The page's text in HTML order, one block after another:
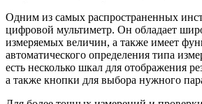
Одним из самых распространенных
цифровой мультиметр. Он обладает
измеряемых величин, а также имеет
автоматического определения типа
есть несколько шкал для отображения
а также кнопки для выбора нужного